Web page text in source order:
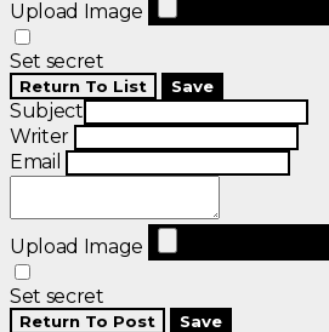
Upload Image
Set secret
Return To List Save
Subject
Writer
Email
Upload Image
Set secret
Return To Post Save